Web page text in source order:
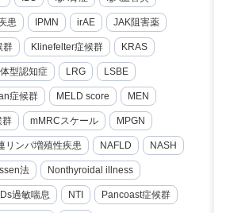
患 IPMN irAE JAK阻害薬
群 Klinefelter症候群 KRAS
型認知症 LRG LSBE
症候群 MELD score MEN
群 mMRCスケール MPGN
リンパ増殖性疾患 NAFLD NASH
法 Nonthyroidal illness
過敏喘息 NTI Pancoast症候群